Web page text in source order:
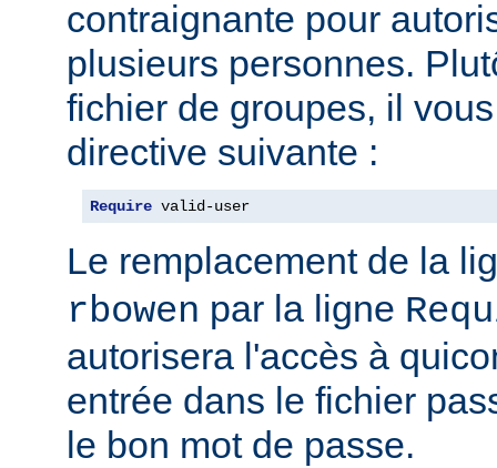
contraignante pour
plusieurs personnes.
fichier de groupes, il
directive suivante :
Require valid-user
Le remplacement de la
rbowen par la ligne
autorisera l'accès à
entrée dans le fichier
le bon mot de passe.